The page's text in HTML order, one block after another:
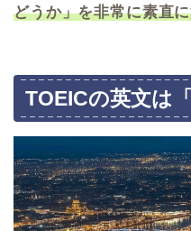
どうか」を非常に素直
TOEICの英文は